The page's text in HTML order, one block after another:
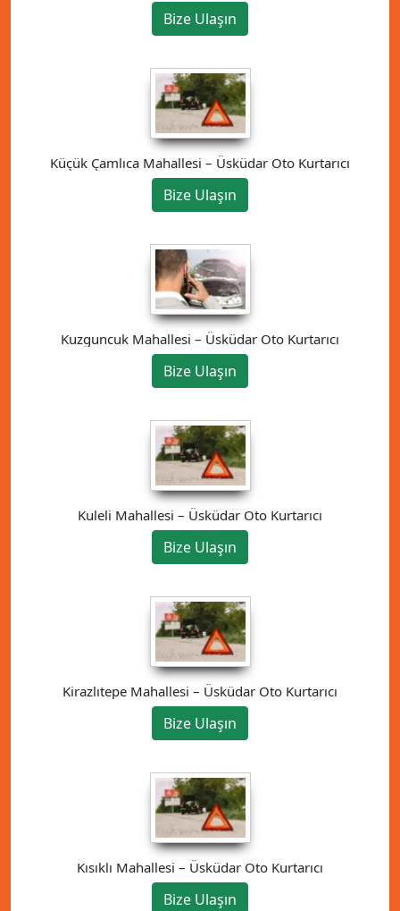
Bize Ulaşın
Küçük Çamlıca Mahallesi – Üsküdar Oto Kurtarıcı
Bize Ulaşın
Kuzguncuk Mahallesi – Üsküdar Oto Kurtarıcı
Bize Ulaşın
Kuleli Mahallesi – Üsküdar Oto Kurtarıcı
Bize Ulaşın
Kirazlıtepe Mahallesi – Üsküdar Oto Kurtarıcı
Bize Ulaşın
Kısıklı Mahallesi – Üsküdar Oto Kurtarıcı
Bize Ulaşın